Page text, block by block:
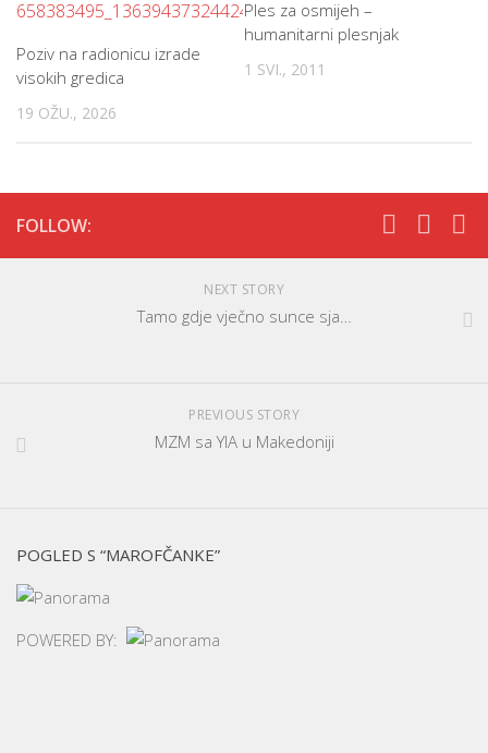
Poziv na radionicu izrade
visokih gredica
19 OŽU., 2026
Ples za osmijeh –
humanitarni plesnjak
1 SVI., 2011
FOLLOW:
NEXT STORY
Tamo gdje vječno sunce sja…
PREVIOUS STORY
MZM sa YIA u Makedoniji
POGLED S “MAROFČANKE”
POWERED BY: